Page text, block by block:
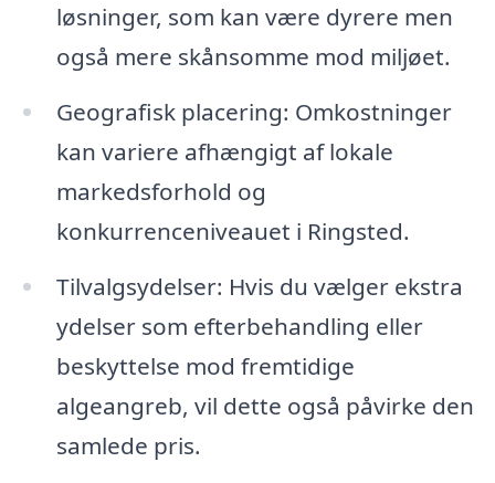
løsninger, som kan være dyrere men
også mere skånsomme mod miljøet.
Geografisk placering: Omkostninger
kan variere afhængigt af lokale
markedsforhold og
konkurrenceniveauet i Ringsted.
Tilvalgsydelser: Hvis du vælger ekstra
ydelser som efterbehandling eller
beskyttelse mod fremtidige
algeangreb, vil dette også påvirke den
samlede pris.